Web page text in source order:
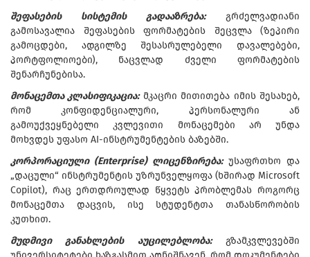
შეფასების სისტემის გადააზრება:
გრძელვადიანი
გამოსავალია შეფასების ფორმატების შეცვლა (ზეპირი
გამოცდები, ადგილზე შესასრულებელი დავალებები,
პორტფოლიოები), ნაცვლად ძველი ფორმატების
შენარჩუნებისა.
მონაცემთა კლასიფიკაცია: მკაცრი მითითება იმის შესახებ,
რომ კონფიდენციალური, პერსონალური ან
გამოუქვეყნებელი კვლევითი მონაცემები არ უნდა
მოხვდეს უფასო AI-ინსტრუმენტების ბაზებში.
კორპორაციული (Enterprise) ლიცენზირება:უსაფრთხო და
„დაცული“ ინსტრუმენტის უზრუნველყოფა (ხშირად Microsoft
Copilot), რაც ერთდროულად წყვეტს პრობლემას როგორც
მონაცემთა დაცვის, ისე სტუდენტთა თანასწორობის
კუთხით.
მუდმივი განახლების აუცილებლობა:გზამკვლევებში